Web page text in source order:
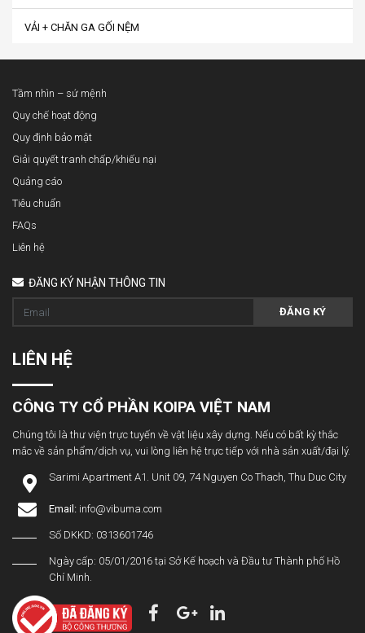
VẢI + CHĂN GA GỐI NỆM
Tầm nhìn – sứ mệnh
Quy chế hoạt động
Quy định bảo mật
Giải quyết tranh chấp/khiếu nại
Quảng cáo
Tiêu chuẩn
FAQs
Liên hệ
ĐĂNG KÝ NHẬN THÔNG TIN
ĐĂNG KÝ
LIÊN HỆ
CÔNG TY CỔ PHẦN KOIPA VIỆT NAM
Chúng tôi là thư viện trực tuyến về vật liệu xây dựng. Nếu có bất kỳ thắc
mắc về sản phẩm/dịch vụ, vui lòng liên hệ trực tiếp với nhà sản xuất/đại lý.
Sarimi Apartment A1. Unit 09, 74 Nguyen Co Thach, Thu Duc City
Email: info@vibuma.com
Số DKKD: 0313601746
Ngày cấp: 05/01/2016 tại Sở Kế hoạch và Đầu tư Thành phố Hồ
Chí Minh.